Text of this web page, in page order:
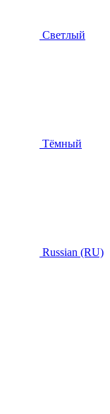
Светлый
Тёмный
Russian (RU)